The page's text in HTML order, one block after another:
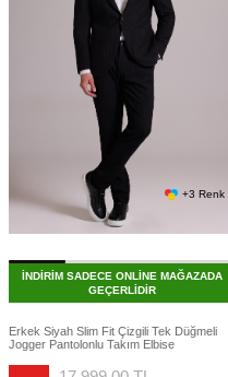
+3 Renk
İNDİRİM SADECE ONLİNE MAĞAZADA
GEÇERLİDİR
Erkek Siyah Slim Fit Çizgili Tek Düğmeli
Jogger Pantolonlu Takım Elbise